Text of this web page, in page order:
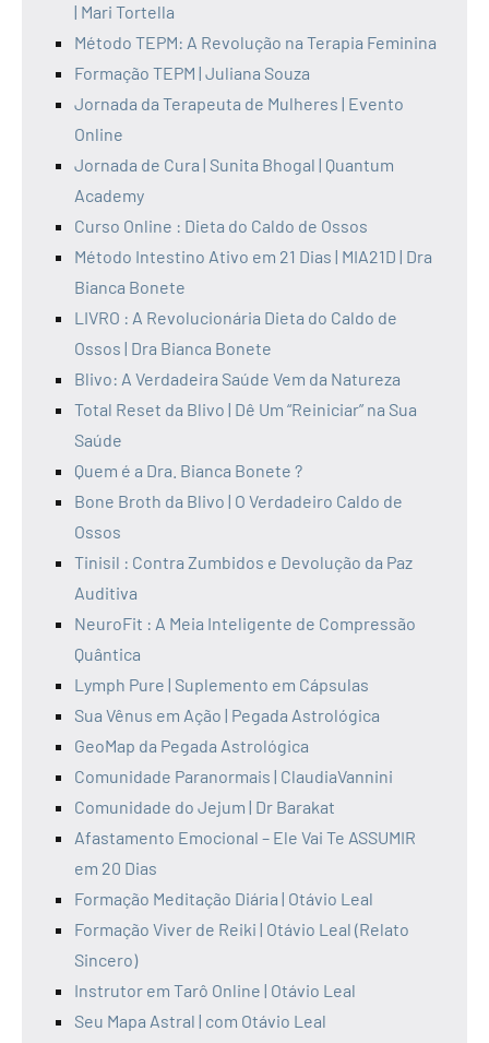
| Mari Tortella
Método TEPM: A Revolução na Terapia Feminina
Formação TEPM | Juliana Souza
Jornada da Terapeuta de Mulheres | Evento
Online
Jornada de Cura | Sunita Bhogal | Quantum
Academy
Curso Online : Dieta do Caldo de Ossos
Método Intestino Ativo em 21 Dias | MIA21D | Dra
Bianca Bonete
LIVRO : A Revolucionária Dieta do Caldo de
Ossos | Dra Bianca Bonete
Blivo: A Verdadeira Saúde Vem da Natureza
Total Reset da Blivo | Dê Um “Reiniciar” na Sua
Saúde
Quem é a Dra. Bianca Bonete ?
Bone Broth da Blivo | O Verdadeiro Caldo de
Ossos
Tinisil : Contra Zumbidos e Devolução da Paz
Auditiva
NeuroFit : A Meia Inteligente de Compressão
Quântica
Lymph Pure | Suplemento em Cápsulas
Sua Vênus em Ação | Pegada Astrológica
GeoMap da Pegada Astrológica
Comunidade Paranormais | ClaudiaVannini
Comunidade do Jejum | Dr Barakat
Afastamento Emocional – Ele Vai Te ASSUMIR
em 20 Dias
Formação Meditação Diária | Otávio Leal
Formação Viver de Reiki | Otávio Leal (Relato
Sincero)
Instrutor em Tarô Online | Otávio Leal
Seu Mapa Astral | com Otávio Leal